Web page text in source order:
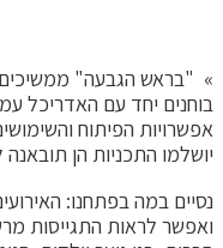
» "בראש הגבעה"
בוחנים יחד עם האדריכל
אפשרויות הפיתוח
יושלמו התכניות הן
נסיים במה בפתחנו:
ואפשר לראות התגייסות